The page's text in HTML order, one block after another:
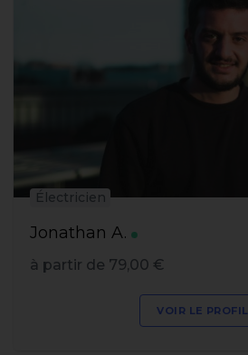
Jonathan A.
Électricien
à partir de 79,00 €
VOIR LE PROFIL